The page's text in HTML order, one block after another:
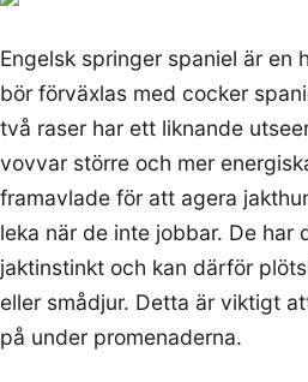
Engelsk springer spaniel är en
bör förväxlas med cocker
två raser har ett liknande
vovvar större och mer
framavlade för att agera
leka när de inte jobbar. De har
jaktinstinkt och kan därför
eller smådjur. Detta är viktigt
på under promenaderna.